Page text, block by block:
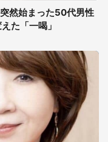
然始まった50代男性
た「一喝」